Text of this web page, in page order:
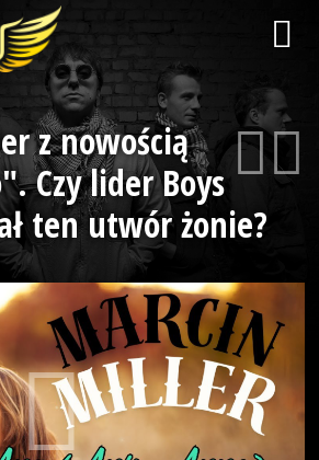
z nowością
Czy lider Boys
ten utwór żonie?